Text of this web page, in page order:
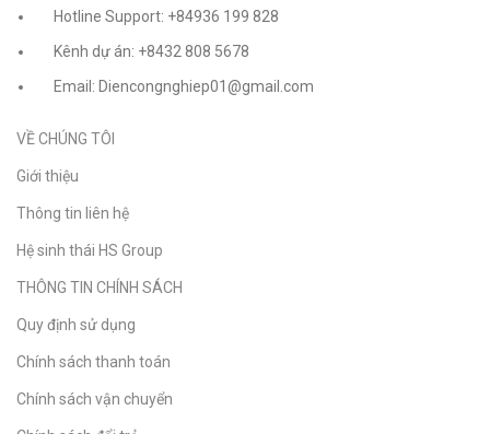
Hotline Support: +84936 199 828
Kênh dự án: +8432 808 5678
Email: Diencongnghiep01@gmail.com
VỀ CHÚNG TÔI
Giới thiệu
Thông tin liên hệ
Hệ sinh thái HS Group
THÔNG TIN CHÍNH SÁCH
Quy định sử dụng
Chính sách thanh toán
Chính sách vận chuyển